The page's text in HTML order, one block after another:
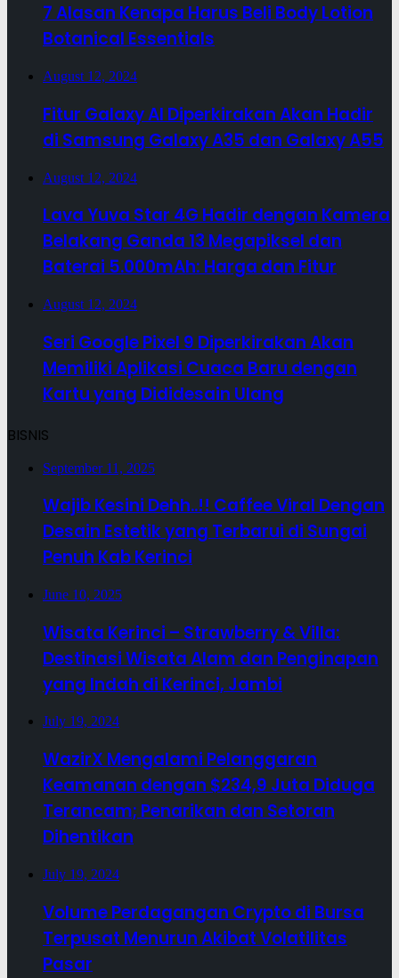
7 Alasan Kenapa Harus Beli Body Lotion
Botanical Essentials
August 12, 2024
Fitur Galaxy AI Diperkirakan Akan Hadir
di Samsung Galaxy A35 dan Galaxy A55
August 12, 2024
Lava Yuva Star 4G Hadir dengan Kamera
Belakang Ganda 13 Megapiksel dan
Baterai 5.000mAh: Harga dan Fitur
August 12, 2024
Seri Google Pixel 9 Diperkirakan Akan
Memiliki Aplikasi Cuaca Baru dengan
Kartu yang Dididesain Ulang
BISNIS
September 11, 2025
Wajib Kesini Dehh..!! Caffee Viral Dengan
Desain Estetik yang Terbarui di Sungai
Penuh Kab Kerinci
June 10, 2025
Wisata Kerinci – Strawberry & Villa:
Destinasi Wisata Alam dan Penginapan
yang Indah di Kerinci, Jambi
July 19, 2024
WazirX Mengalami Pelanggaran
Keamanan dengan $234,9 Juta Diduga
Terancam; Penarikan dan Setoran
Dihentikan
July 19, 2024
Volume Perdagangan Crypto di Bursa
Terpusat Menurun Akibat Volatilitas
Pasar